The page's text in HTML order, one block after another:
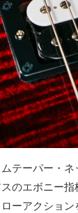
テーパー・
のエボニー指
ーアクション